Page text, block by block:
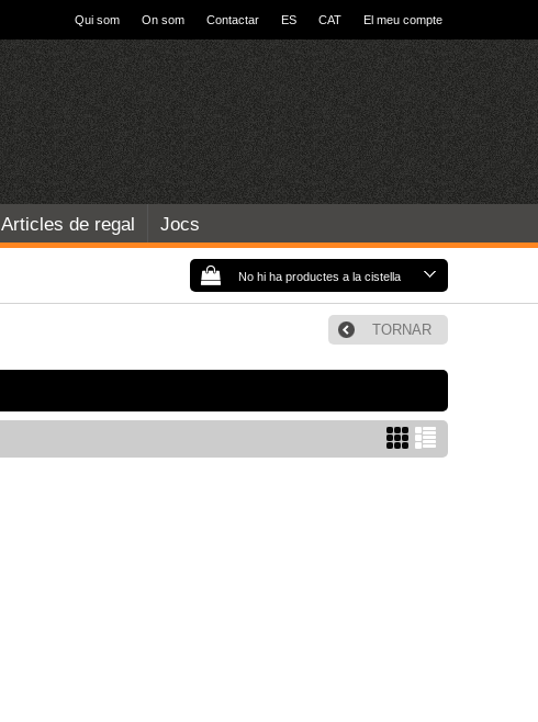
Qui som On som Contactar ES CAT El meu compte
Articles de regal Jocs
No hi ha productes a la cistella
TORNAR